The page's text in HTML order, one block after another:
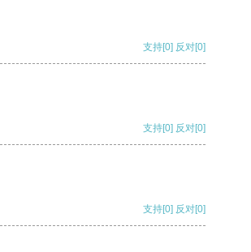
支持[0] 反对[0]
支持[0] 反对[0]
支持[0] 反对[0]